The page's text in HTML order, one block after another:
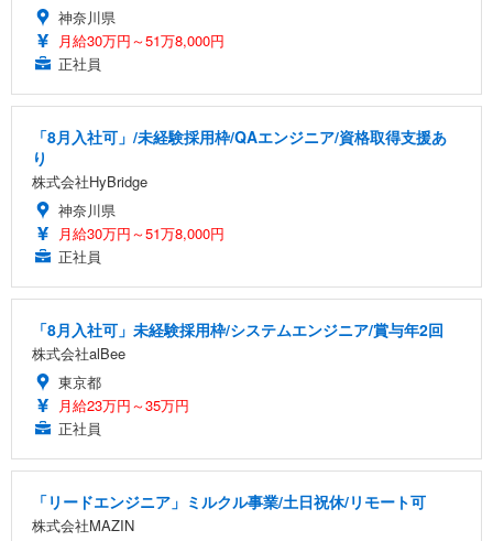
神奈川県
月給30万円～51万8,000円
正社員
「8月入社可」/未経験採用枠/QAエンジニア/資格取得支援あ
り
株式会社HyBridge
神奈川県
月給30万円～51万8,000円
正社員
「8月入社可」未経験採用枠/システムエンジニア/賞与年2回
株式会社alBee
東京都
月給23万円～35万円
正社員
「リードエンジニア」ミルクル事業/土日祝休/リモート可
株式会社MAZIN